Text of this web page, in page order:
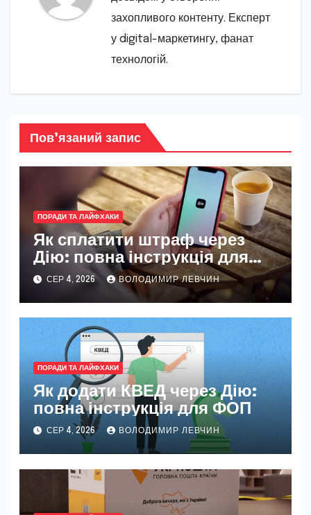
захопливого контенту. Експерт
у digital-маркетингу, фанат
технологій.
Пов’язаний запис
ПОРАДИ ТА ЛАЙФХАКИ
Як сплатити штраф через
Дію: повна інструкція для
новачків і досвідчених
СЕР 4, 2026 ВОЛОДИМИР ЛЕВЧИН
ПОРАДИ ТА ЛАЙФХАКИ
Як додати КВЕД через Дію:
повна інструкція для ФОП
СЕР 4, 2026 ВОЛОДИМИР ЛЕВЧИН